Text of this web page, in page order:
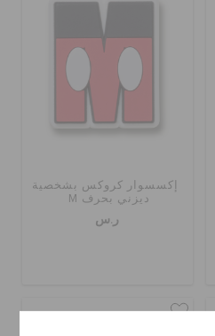
إكسسوار كروكس بشخصية
ديزني بحرف M
ر.س